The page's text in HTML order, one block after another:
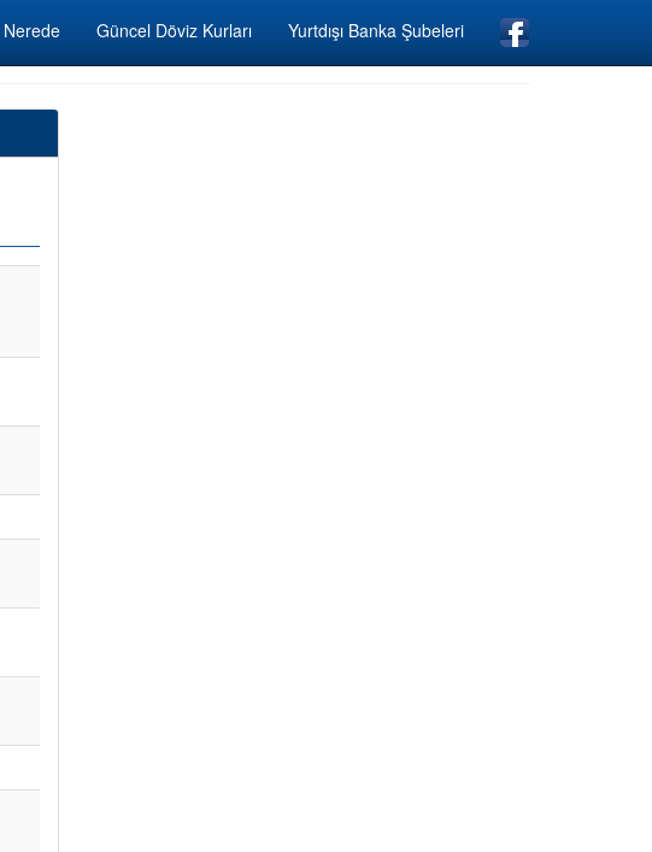
Nerede Güncel Döviz Kurları Yurtdışı Banka Şubeleri